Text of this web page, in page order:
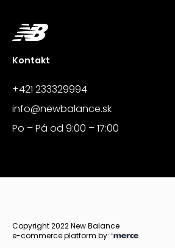
Kontakt
+421 233329994
info@newbalance.sk
Po – Pá od 9:00 – 17:00
Copyright 2022 New Balance
e-commerce platform by: